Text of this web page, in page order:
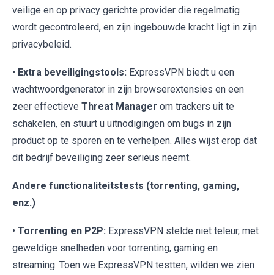
veilige en op privacy gerichte provider die regelmatig
wordt gecontroleerd, en zijn ingebouwde kracht ligt in zijn
privacybeleid.
• Extra beveiligingstools: ExpressVPN biedt u een
wachtwoordgenerator in zijn browserextensies en een
zeer effectieve Threat Manager om trackers uit te
schakelen, en stuurt u uitnodigingen om bugs in zijn
product op te sporen en te verhelpen. Alles wijst erop dat
dit bedrijf beveiliging zeer serieus neemt.
Andere functionaliteitstests (torrenting, gaming,
enz.)
• Torrenting en P2P: ExpressVPN stelde niet teleur, met
geweldige snelheden voor torrenting, gaming en
streaming. Toen we ExpressVPN testten, wilden we zien